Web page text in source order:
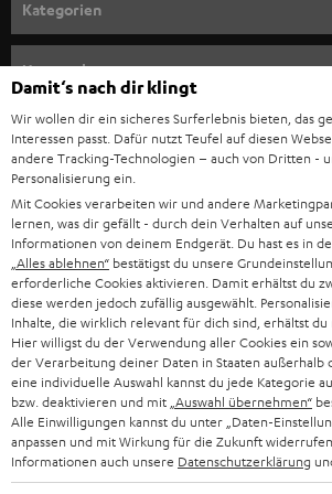
Was ist Anti-Skating?
Bei der Wiedergabe einer Vinylplatte wandert die
äußeren Rand zum Innenbereich der Platte.
als Skating-Kraft bezeichnen. Ähnlich wie bei einer
können die Rillen stärker abgenutzt oder es kann
Klangbild kommen. Um dem entgegenzusteuern,
Skating-Einstellung den Tonarm exakt in der Mitte
sollte man das Auflagegewicht prüfen, sodass der
waagerecht aufliegt und möglichst ruhigen Lauf hat.
Kann ich mit jedem Plattenspieler
Nein. Auch wenn das Scratchen besonders bei Hip-
eine Kunst für sich ist, solltest du es nicht ohne
ausprobieren. Nicht jeder Plattenspieler ist dafür
mit Riemenantrieb z.B. eignen sich nicht zum
eher auf Geräte mit Direktantrieb setzen. Zudem
bestenfalls die verwendeten Platten dafür geeignet
zum Scratchen unbedingt auf das korrekte
entsprechenden DJ-Plattenspieler vom
Digitalisieren über USB
m
e
l
d
u
n
g
Kategorien
SOUNDBAR
HIFI-LAUTSPRECHER
SMART HOME
BLUETOOTH-LAUTSPRECHER
KOPFHÖRER
BLUETOOTH-KOPFHÖRER
STEREOANLAGEN
Unternehmen
SUPPORT
KARRIERE
PRESSE & MARKETING
GESCHÄFTSKUNDEN
PARTNERPROGRAMM
BLOG
NEWSLETTER
STORES
Teufel Onlineshops
DEUTSCHLAND
ÖSTERREICH
SCHWEIZ
NIEDERLANDE
BELGIEN
FRANKREICH
Damit‘s nach dir klingt
Wir wollen dir ein sicheres Surferlebnis bieten, das
Interessen passt. Dafür nutzt Teufel auf diesen
andere Tracking-Technologien – auch von Dritten -
Personalisierung ein.
Mit Cookies verarbeiten wir und andere
lernen, was dir gefällt - durch dein Verhalten auf
Informationen von deinem Endgerät. Du hast es in
„Alles ablehnen“ bestätigst du unsere
erforderliche Cookies aktivieren. Damit erhältst du
diese werden jedoch zufällig ausgewählt.
Inhalte, die wirklich relevant für dich sind, erhältst du
Hier willigst du der Verwendung aller Cookies ein
der Verarbeitung deiner Daten in Staaten außerhalb
eine individuelle Auswahl kannst du jede Kategorie
bzw. deaktivieren und mit „Auswahl übernehmen“
Alle Einwilligungen kannst du unter „Daten-
anpassen und mit Wirkung für die Zukunft
Informationen auch unsere Datenschutzerklärung